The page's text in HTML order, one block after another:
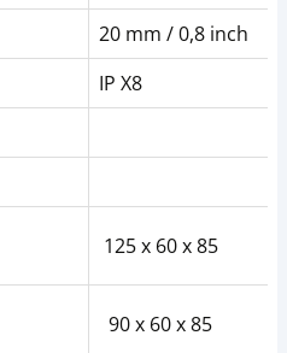
20 mm / 0,8 inch
IP X8
125 x 60 x 85
90 x 60 x 85